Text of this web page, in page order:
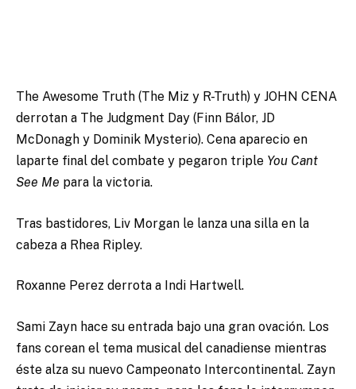
The Awesome Truth (The Miz y R-Truth) y JOHN CENA
derrotan a The Judgment Day (Finn Bálor, JD
McDonagh y Dominik Mysterio). Cena aparecio en
laparte final del combate y pegaron triple You Cant
See Me para la victoria.
Tras bastidores, Liv Morgan le lanza una silla en la
cabeza a Rhea Ripley.
Roxanne Perez derrota a Indi Hartwell.
Sami Zayn hace su entrada bajo una gran ovación. Los
fans corean el tema musical del canadiense mientras
éste alza su nuevo Campeonato Intercontinental. Zayn